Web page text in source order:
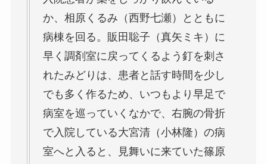
か、相原くるみ（西野七瀬）とともに
病棟を回る。販田聡子（真矢ミキ）に
早く調剤室に戻ってくるよう釘を刺さ
れたみどりは、患者と話す時間を少し
でも多く作るため、いつもより早足で
病室を巡っていくなかで、右腕の骨折
で入院している大宮清（小林隆）の病
室へと入ると、見舞いに来ていた篠原